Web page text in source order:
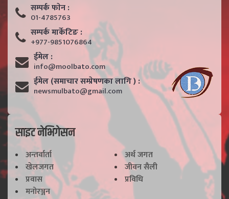
सम्पर्क फाेन :
01-4785763
सम्पर्क मार्केटिङ :
+977-9851076864
ईमेल :
info@moolbato.com
ईमेल (समाचार सम्प्रेषणका लागि ) :
newsmulbato@gmail.com
साइट नेभिगेसन
अन्तर्वार्ता
अर्थ जगत
खेलजगत
जीवन सैली
प्रवास
प्रविधि
मनोरञ्जन